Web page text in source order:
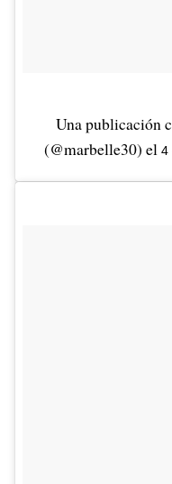
Una publicación
(@marbelle30) el 4